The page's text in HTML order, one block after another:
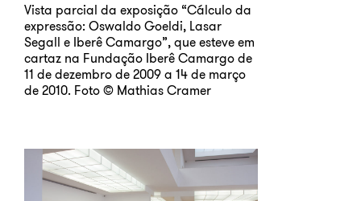
Vista parcial da exposição “Cálculo da
expressão: Oswaldo Goeldi, Lasar
Segall e Iberê Camargo”, que esteve em
cartaz na Fundação Iberê Camargo de
11 de dezembro de 2009 a 14 de março
de 2010. Foto © Mathias Cramer